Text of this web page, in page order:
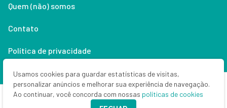
Quem (não) somos
Contato
Política de privacidade
Lifestyle
Copyright © 2026 Seu Dinheiro. Todos os direitos reservados.
Usamos cookies para guardar estatísticas de visitas,
personalizar anúncios e melhorar sua experiência de navegação.
Ao continuar, você concorda com nossas políticas de cookies